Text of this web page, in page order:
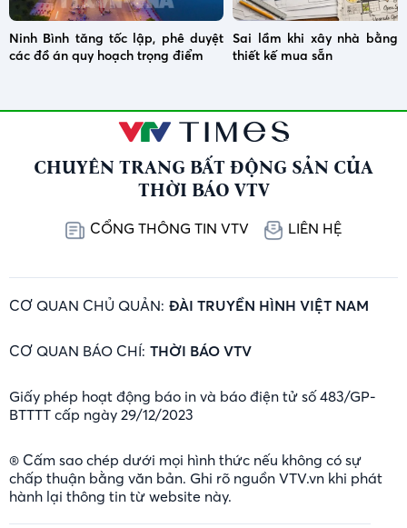
Ninh Bình tăng tốc lập, phê duyệt
các đồ án quy hoạch trọng điểm
Sai lầm khi xây nhà bằng
thiết kế mua sẵn
CHUYÊN TRANG BẤT ĐỘNG SẢN CỦA
THỜI BÁO VTV
CỔNG THÔNG TIN VTV LIÊN HỆ
CƠ QUAN CHỦ QUẢN: ĐÀI TRUYỀN HÌNH VIỆT NAM
CƠ QUAN BÁO CHÍ: THỜI BÁO VTV
Giấy phép hoạt động báo in và báo điện tử số 483/GP-
BTTTT cấp ngày 29/12/2023
® Cấm sao chép dưới mọi hình thức nếu không có sự
chấp thuận bằng văn bản. Ghi rõ nguồn VTV.vn khi phát
hành lại thông tin từ website này.